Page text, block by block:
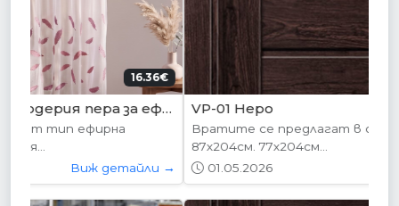
178.95€ (350лв.)
VP-01 Hepo
Вратите се предлагат в следните размери:
01.05.2026
Виж детайли →